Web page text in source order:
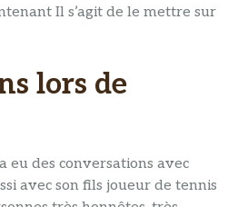
Il s’agit de le mettre sur
lors de
eu des conversations avec
avec son fils joueur de tennis